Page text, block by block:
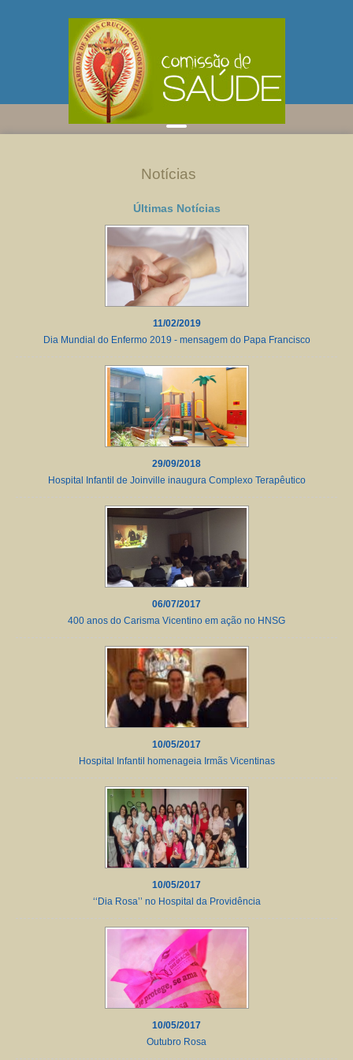
Notícias
Últimas Notícias
11/02/2019
Dia Mundial do Enfermo 2019 - mensagem do Papa Francisco
29/09/2018
Hospital Infantil de Joinville inaugura Complexo Terapêutico
06/07/2017
400 anos do Carisma Vicentino em ação no HNSG
10/05/2017
Hospital Infantil homenageia Irmãs Vicentinas
10/05/2017
‘‘Dia Rosa’’ no Hospital da Providência
10/05/2017
Outubro Rosa